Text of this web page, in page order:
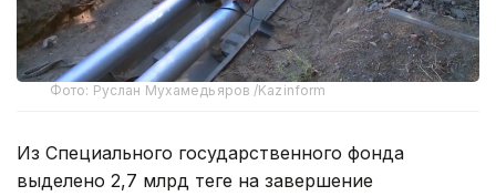
Фото: Руслан Мухамедьяров /Kazinform
Из Специального государственного фонда
выделено 2,7 млрд теңге на завершение